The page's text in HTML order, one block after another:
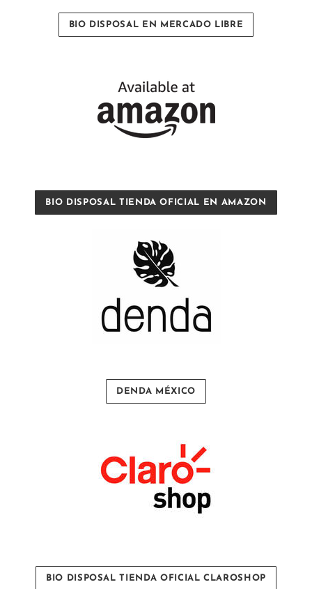
BIO DISPOSAL EN MERCADO LIBRE
BIO DISPOSAL TIENDA OFICIAL EN AMAZON
DENDA MÉXICO
BIO DISPOSAL TIENDA OFICIAL CLAROSHOP